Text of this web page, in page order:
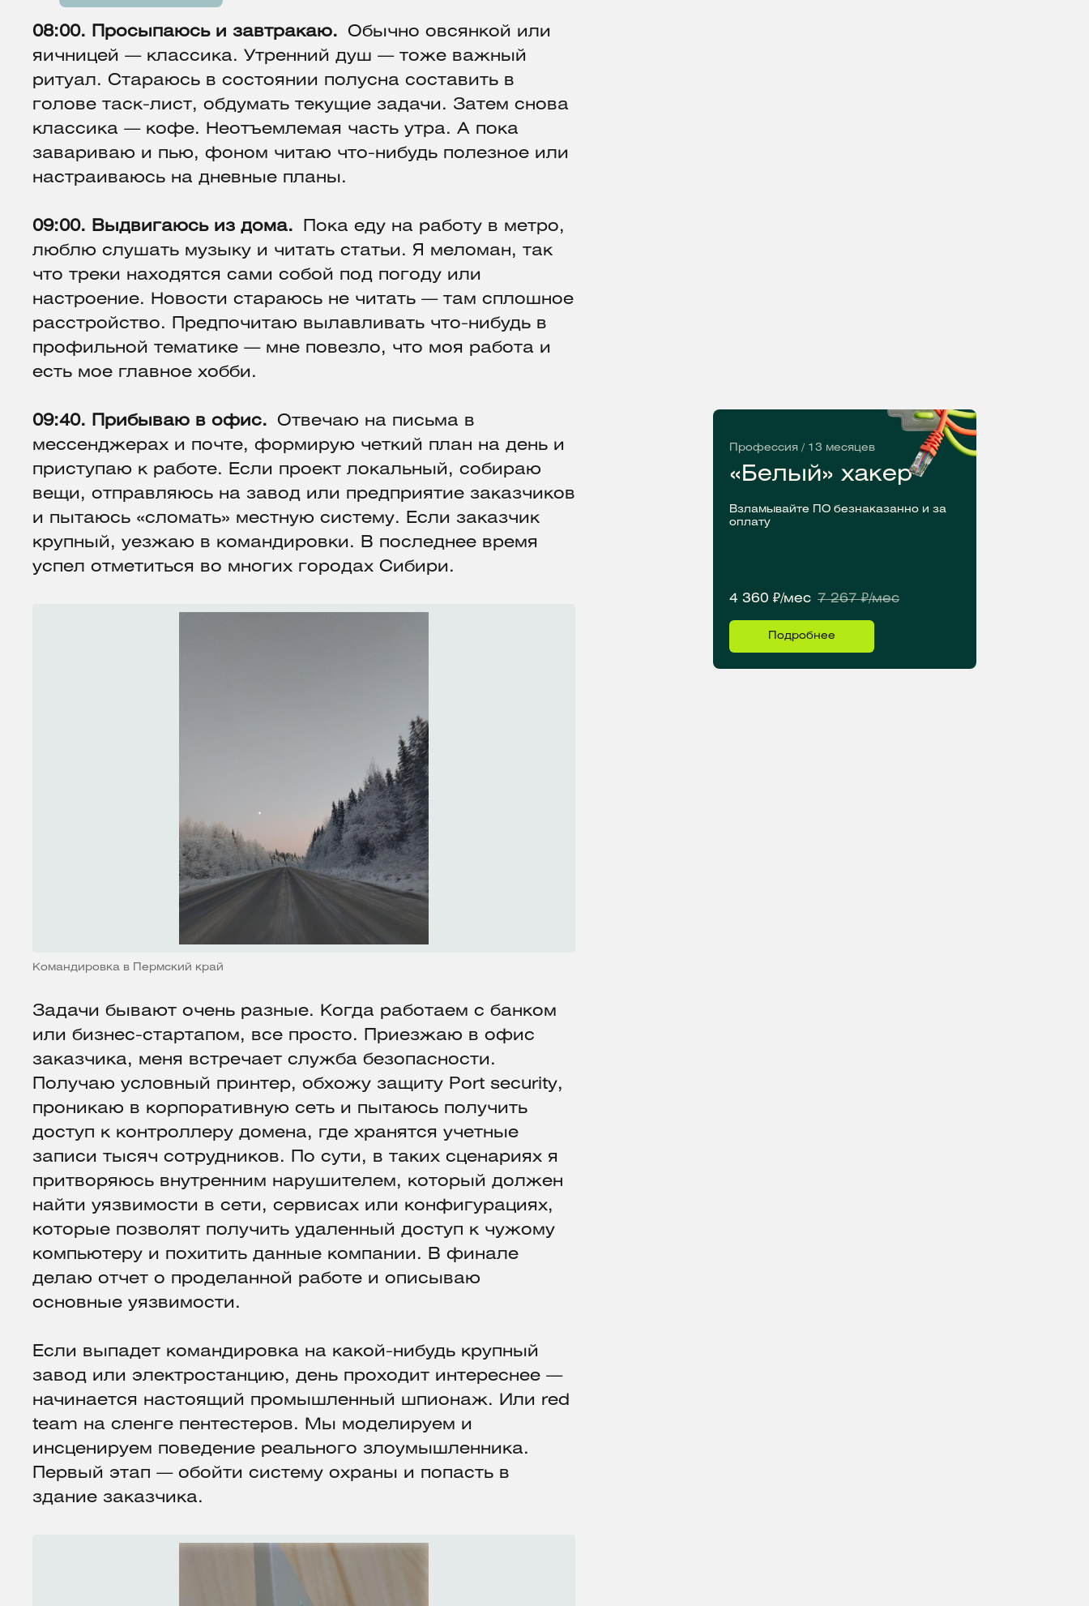
08:00. Просыпаюсь и завтракаю.
Обычно овсянкой или
яичницей — классика. Утренний душ — тоже важный
ритуал. Стараюсь в состоянии полусна составить в
голове таск-лист, обдумать текущие задачи. Затем снова
классика — кофе. Неотъемлемая часть утра. А пока
завариваю и пью, фоном читаю что-нибудь полезное или
настраиваюсь на дневные планы.
09:00. Выдвигаюсь из дома.
Пока еду на работу в метро,
люблю слушать музыку и читать статьи. Я меломан, так
что треки находятся сами собой под погоду или
настроение. Новости стараюсь не читать — там сплошное
расстройство. Предпочитаю вылавливать что-нибудь в
профильной тематике — мне повезло, что моя работа и
есть мое главное хобби.
Профессия / 13 месяцев
«Белый» хакер
Взламывайте ПО безнаказанно и за
оплату
4 360 ₽/мес 7 267 ₽/мес
Подробнее
09:40. Прибываю в офис.
Отвечаю на письма в
мессенджерах и почте, формирую четкий план на день и
приступаю к работе. Если проект локальный, собираю
вещи, отправляюсь на завод или предприятие заказчиков
и пытаюсь «сломать» местную систему. Если заказчик
крупный, уезжаю в командировки. В последнее время
успел отметиться во многих городах Сибири.
Командировка в Пермский край
Задачи бывают очень разные. Когда работаем с банком
или бизнес-стартапом, все просто. Приезжаю в офис
заказчика, меня встречает служба безопасности.
Получаю условный принтер, обхожу защиту Port security,
проникаю в корпоративную сеть и пытаюсь получить
доступ к контроллеру домена, где хранятся учетные
записи тысяч сотрудников. По сути, в таких сценариях я
притворяюсь внутренним нарушителем, который должен
найти уязвимости в сети, сервисах или конфигурациях,
которые позволят получить удаленный доступ к чужому
компьютеру и похитить данные компании. В финале
делаю отчет о проделанной работе и описываю
основные уязвимости.
Если выпадет командировка на какой-нибудь крупный
завод или электростанцию, день проходит интереснее —
начинается настоящий промышленный шпионаж. Или red
team на сленге пентестеров. Мы моделируем и
инсценируем поведение реального злоумышленника.
Первый этап — обойти систему охраны и попасть в
здание заказчика.